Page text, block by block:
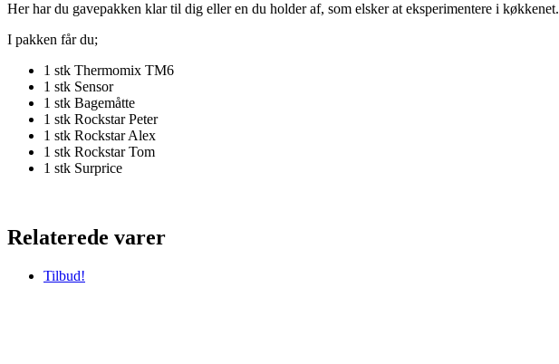
Her har du gavepakken klar til dig eller en du holder af, som elsker at eksperimentere i køkkenet.
I pakken får du;
1 stk Thermomix TM6
1 stk Sensor
1 stk Bagemåtte
1 stk Rockstar Peter
1 stk Rockstar Alex
1 stk Rockstar Tom
1 stk Surprice
Relaterede varer
Tilbud!